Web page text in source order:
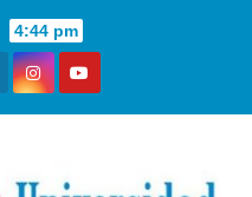
4:44 pm